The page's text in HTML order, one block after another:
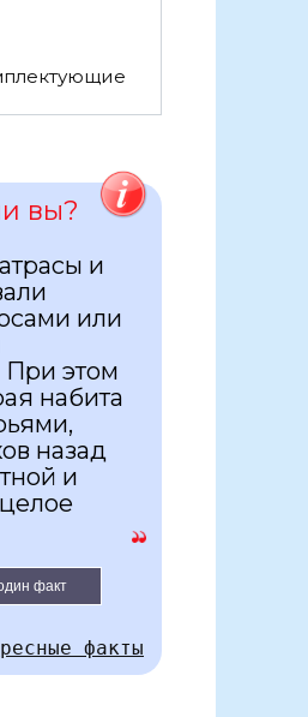
вы?
и
или
этом
набита
назад
и
факт
факты